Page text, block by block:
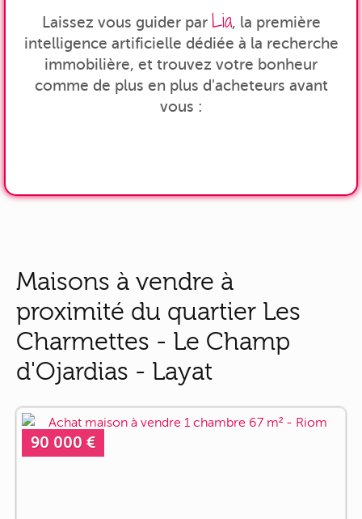
Laissez vous guider par Lia, la première
intelligence artificielle dédiée à la recherche
immobilière, et trouvez votre bonheur
comme de plus en plus d'acheteurs avant
vous :
Maisons à vendre à
proximité du quartier Les
Charmettes - Le Champ
d'Ojardias - Layat
90 000 €